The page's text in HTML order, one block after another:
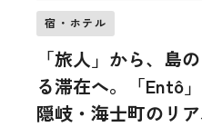
宿・ホテル
「旅人」から、島
る滞在へ。「Entô
隠岐・海士町のリ